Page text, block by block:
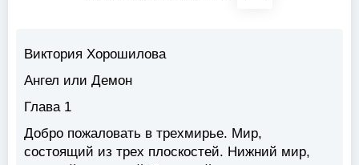
Виктория Хорошилова
Ангел или Демон
Глава 1
Добро пожаловать в трехмирье. Мир,
состоящий из трех плоскостей. Нижний мир,